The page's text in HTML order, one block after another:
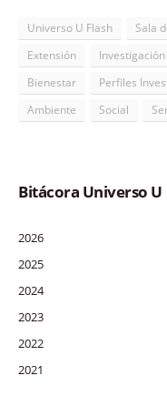
Universo U Flash Sala
Extensión
Investigación
Bienestar
Perfiles
Ambiente
Social
Bitácora Universo U
2026
2025
2024
2023
2022
2021